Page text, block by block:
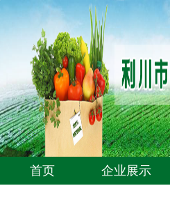
首页 企业展示